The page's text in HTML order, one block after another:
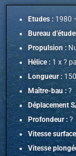
Etudes : 1980
Bureau
Propulsion :
Hélice :1 x ?
Longueur :
Maître-bau : ?
Déplacement
Profondeur : ?
Vitesse
Vitesse